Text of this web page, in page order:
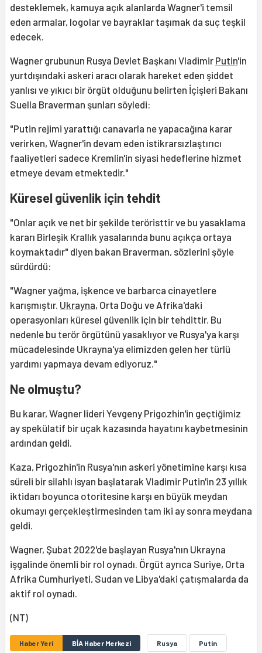
desteklemek, kamuya açık alanlarda Wagner'i temsil
eden armalar, logolar ve bayraklar taşımak da suç teşkil
edecek.
Wagner grubunun Rusya Devlet Başkanı Vladimir Putin'in
yurtdışındaki askeri aracı olarak hareket eden şiddet
yanlısı ve yıkıcı bir örgüt olduğunu belirten İçişleri Bakanı
Suella Braverman şunları söyledi:
"Putin rejimi yarattığı canavarla ne yapacağına karar
verirken, Wagner'in devam eden istikrarsızlaştırıcı
faaliyetleri sadece Kremlin'in siyasi hedeflerine hizmet
etmeye devam etmektedir."
Küresel güvenlik için tehdit
"Onlar açık ve net bir şekilde teröristtir ve bu yasaklama
kararı Birleşik Krallık yasalarında bunu açıkça ortaya
koymaktadır" diyen bakan Braverman, sözlerini şöyle
sürdürdü:
"Wagner yağma, işkence ve barbarca cinayetlere
karışmıştır. Ukrayna, Orta Doğu ve Afrika'daki
operasyonları küresel güvenlik için bir tehdittir. Bu
nedenle bu terör örgütünü yasaklıyor ve Rusya'ya karşı
mücadelesinde Ukrayna'ya elimizden gelen her türlü
yardımı yapmaya devam ediyoruz."
Ne olmuştu?
Bu karar, Wagner lideri Yevgeny Prigozhin'in geçtiğimiz
ay spekülatif bir uçak kazasında hayatını kaybetmesinin
ardından geldi.
Kaza, Prigozhin'in Rusya'nın askeri yönetimine karşı kısa
süreli bir silahlı isyan başlatarak Vladimir Putin'in 23 yıllık
iktidarı boyunca otoritesine karşı en büyük meydan
okumayı gerçekleştirmesinden tam iki ay sonra meydana
geldi.
Wagner, Şubat 2022'de başlayan Rusya'nın Ukrayna
işgalinde önemli bir rol oynadı. Örgüt ayrıca Suriye, Orta
Afrika Cumhuriyeti, Sudan ve Libya'daki çatışmalarda da
aktif rol oynadı.
(NT)
Haber Yeri BİA Haber Merkezi Rusya Putin